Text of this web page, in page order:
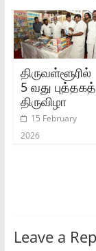
திருவள்ளூரில்
5 வது புத்தகத்
திருவிழா
15 February
2026
Leave a